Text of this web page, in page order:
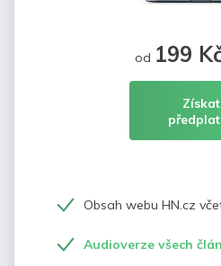
od 199
Získat
Obsah webu HN.cz
Audioverze všech